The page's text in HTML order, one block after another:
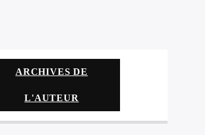
ARCHIVES DE
L'AUTEUR